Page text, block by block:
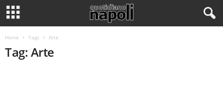
Home Tags Arte
Tag: Arte